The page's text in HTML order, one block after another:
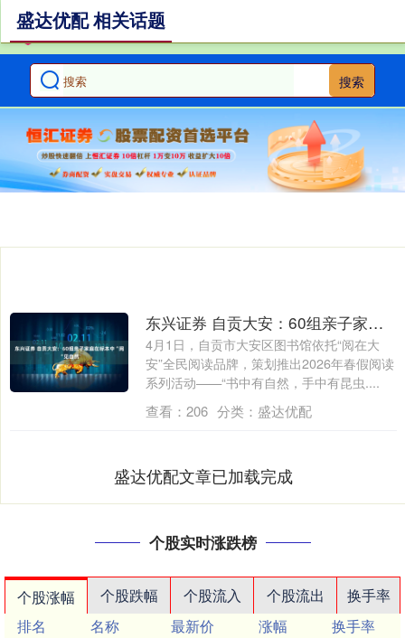
搜索
盛达优配 相关话题
东兴证券 自贡大安：60组亲子家庭在标本中“阅“见自然
4月1日，自贡市大安区图书馆依托“阅在大
安”全民阅读品牌，策划推出2026年春假阅读
系列活动——“书中有自然，手中有昆虫....
查看： 206 分类： 盛达优配
盛达优配文章已加载完成
个股实时涨跌榜
个股涨幅 个股跌幅 个股流入 个股流出
换手率
排名
名称 最新价 涨幅
换手率